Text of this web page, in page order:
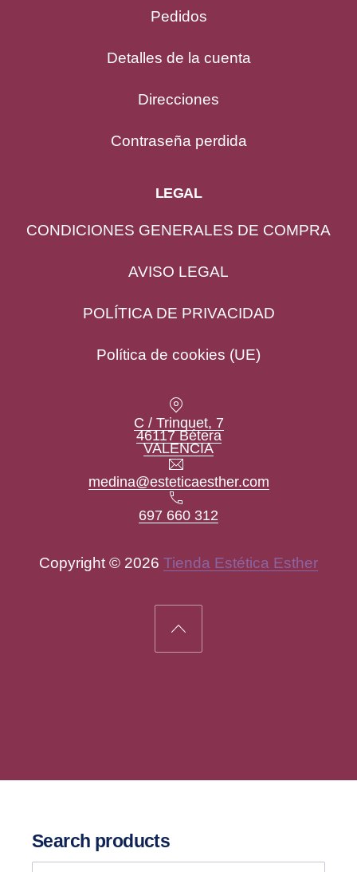
Pedidos
Detalles de la cuenta
Direcciones
Contraseña perdida
LEGAL
CONDICIONES GENERALES DE COMPRA
AVISO LEGAL
POLÍTICA DE PRIVACIDAD
Política de cookies (UE)
C / Trinquet, 7
46117 Bétera
VALENCIANew Window
Email
medina@esteticaesther.com
Phone
697 660 312
Copyright © 2026 Tienda Estética Esther
Back to Top
Search products
Search